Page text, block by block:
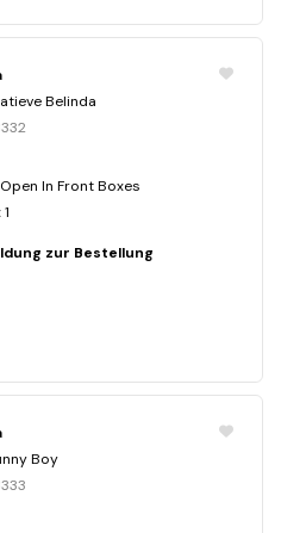
Belinda
In Front Boxes
zur Bestellung
Boy